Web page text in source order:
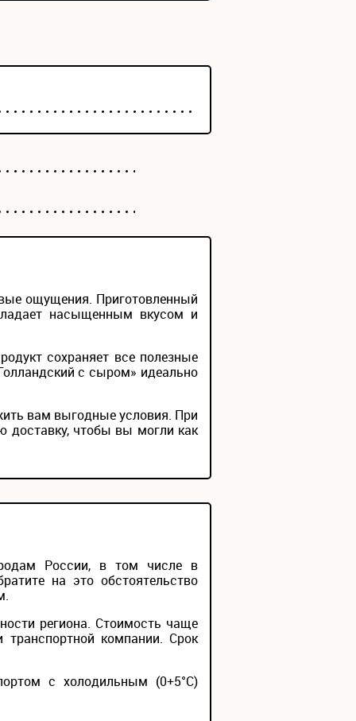
ощущения. Приготовленный
насыщенным вкусом и
сохраняет все полезные
с сыром» идеально
вам выгодные условия. При
доставку, чтобы вы могли как
России, в том числе в
на это обстоятельство
региона. Стоимость чаще
компании. Срок
с холодильным (0+5°С)